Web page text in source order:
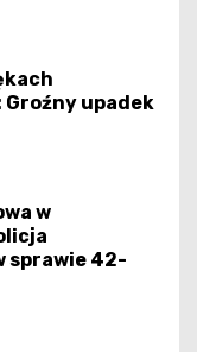
upadek
w
sprawie 42-